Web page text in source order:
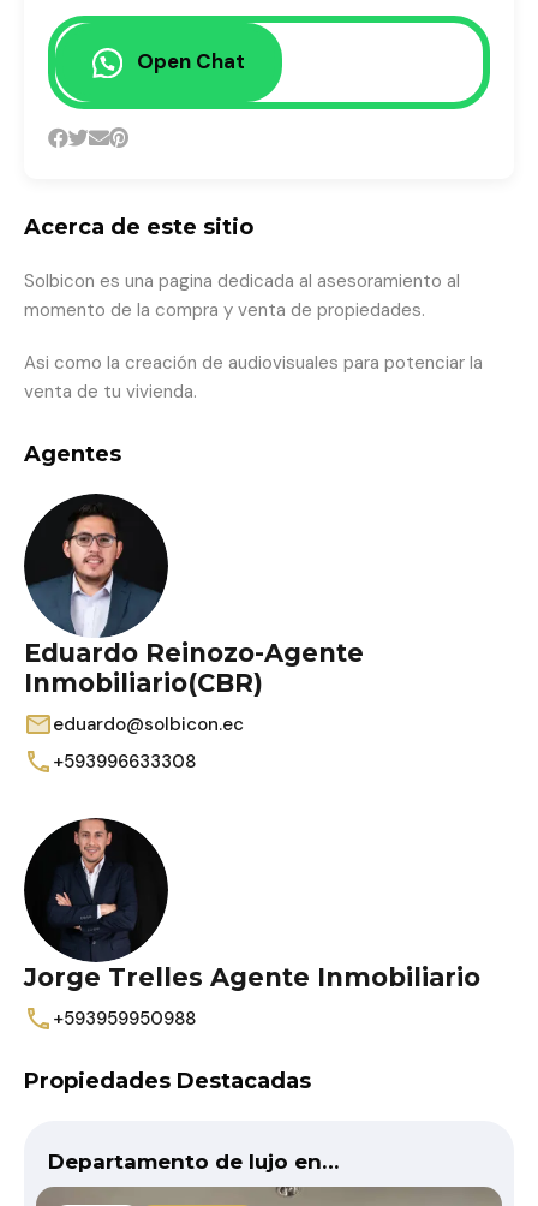
Open Chat
Acerca de este sitio
Solbicon es una pagina dedicada al asesoramiento al
momento de la compra y venta de propiedades.
Asi como la creación de audiovisuales para potenciar la
venta de tu vivienda.
Agentes
Eduardo Reinozo-Agente
Inmobiliario(CBR)
eduardo@solbicon.ec
+593996633308
Jorge Trelles Agente Inmobiliario
+593959950988
Propiedades Destacadas
Departamento de lujo en…